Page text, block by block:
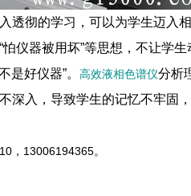
透彻的学习，可以为学生迈入
仪器被用坏”等思想，不让学
是好仪器”。 高效液相色谱仪分析
深入，导致学生的记忆不牢固
，13006194365。